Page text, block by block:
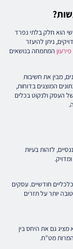
הוא חלק בלתי נפרד
ניתן להיעזר
המתמחה בנושאים
ליאור כספי, המוביל את צוות המשרד מזה 20 שנים, מבין את חשיבות
המוצגים בדוחות,
העסק ולנקוט בכלים
לזהות בעיות
חודשיים. עסקים
יותר על תזרים
מציג גם את היחס בין
מט"ח.